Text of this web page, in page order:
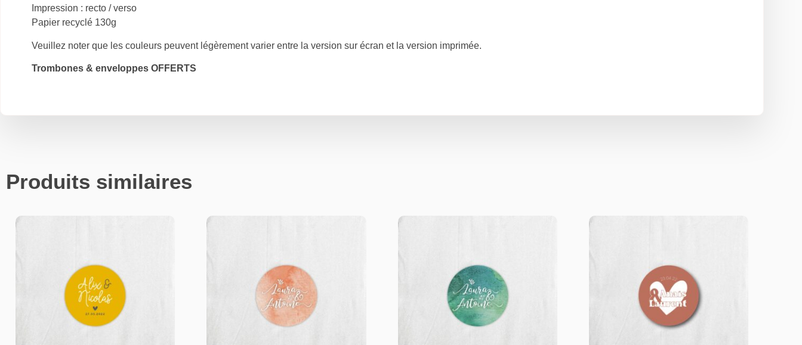
Impression : recto / verso
Papier recyclé 130g
Veuillez noter que les couleurs peuvent légèrement varier entre la version sur écran et la version imprimée.
Trombones & enveloppes OFFERTS
Produits similaires